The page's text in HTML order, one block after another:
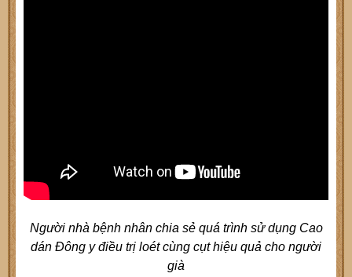
Người nhà bệnh nhân chia sẻ quá trình sử dụng Cao
dán Đông y điều trị loét cùng cụt hiệu quả cho người
già